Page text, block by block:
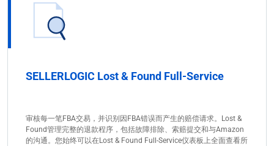
SELLERLOGIC Lost & Found Full-Service
审核每一笔FBA交易，并识别因FBA错误而产生的赔偿请求。Lost &
Found管理完整的退款程序，包括故障排除、索赔提交和与Amazon
的沟通。您始终可以在Lost & Found Full-Service仪表板上全面查看所